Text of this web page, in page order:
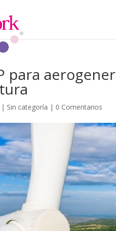
para
| Sin categoría | 0 Comentarios